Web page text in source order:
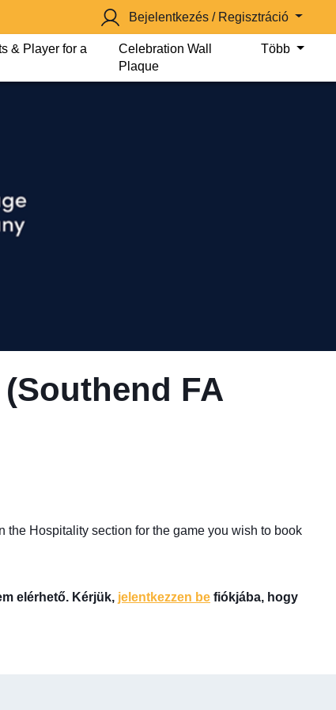
Bejelentkezés / Regisztráció
& Player for a
Celebration Wall
Plaque
Több
FA
Hospitality section for the game you wish to book
elérhető. Kérjük, jelentkezzen be fiókjába, hogy